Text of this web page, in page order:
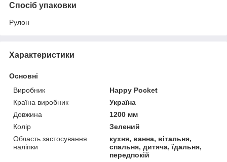
Спосіб упаковки
Рулон
Характеристики
Основні
Виробник
Happy Pocket
Країна виробник
Україна
Довжина
1200 мм
Колір
Зелений
Область застосування
наліпки
кухня, ванна, вітальня,
спальня, дитяча, їдальня,
передпокій